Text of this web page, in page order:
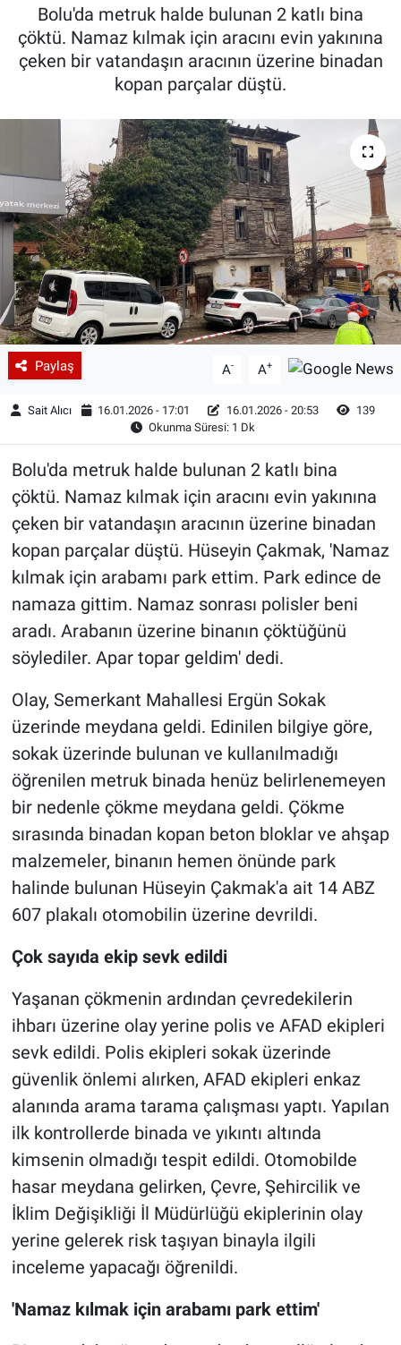
Bolu'da metruk halde bulunan 2 katlı bina
çöktü. Namaz kılmak için aracını evin yakınına
çeken bir vatandaşın aracının üzerine binadan
kopan parçalar düştü.
Paylaş A- A+
Sait Alıcı 16.01.2026 - 17:01 16.01.2026 - 20:53
139
Okunma Süresi: 1 Dk
Bolu'da metruk halde bulunan 2 katlı bina
çöktü. Namaz kılmak için aracını evin yakınına
çeken bir vatandaşın aracının üzerine binadan
kopan parçalar düştü. Hüseyin Çakmak, 'Namaz
kılmak için arabamı park ettim. Park edince de
namaza gittim. Namaz sonrası polisler beni
aradı. Arabanın üzerine binanın çöktüğünü
söylediler. Apar topar geldim' dedi.
Olay, Semerkant Mahallesi Ergün Sokak
üzerinde meydana geldi. Edinilen bilgiye göre,
sokak üzerinde bulunan ve kullanılmadığı
öğrenilen metruk binada henüz belirlenemeyen
bir nedenle çökme meydana geldi. Çökme
sırasında binadan kopan beton bloklar ve ahşap
malzemeler, binanın hemen önünde park
halinde bulunan Hüseyin Çakmak'a ait 14 ABZ
607 plakalı otomobilin üzerine devrildi.
Çok sayıda ekip sevk edildi
Yaşanan çökmenin ardından çevredekilerin
ihbarı üzerine olay yerine polis ve AFAD ekipleri
sevk edildi. Polis ekipleri sokak üzerinde
güvenlik önlemi alırken, AFAD ekipleri enkaz
alanında arama tarama çalışması yaptı. Yapılan
ilk kontrollerde binada ve yıkıntı altında
kimsenin olmadığı tespit edildi. Otomobilde
hasar meydana gelirken, Çevre, Şehircilik ve
İklim Değişikliği İl Müdürlüğü ekiplerinin olay
yerine gelerek risk taşıyan binayla ilgili
inceleme yapacağı öğrenildi.
'Namaz kılmak için arabamı park ettim'